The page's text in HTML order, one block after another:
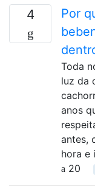
4
Por
Toda
luz da
anos
antes,
hora e
20